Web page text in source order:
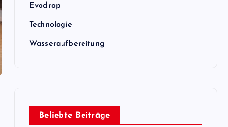
Evodrop
Technologie
Wasseraufbereitung
Beliebte Beiträge